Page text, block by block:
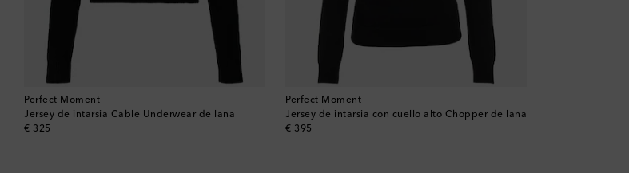
Perfect Moment
Jersey de intarsia Cable Underwear de lana
€ 325
original price
Perfect Moment
Jersey de intarsia con cuello alto Chopper de lana
€ 395
original price